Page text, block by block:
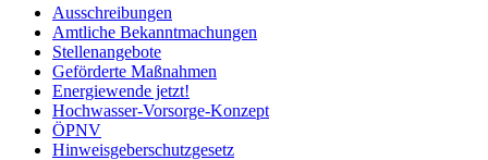
Ausschreibungen
Amtliche Bekanntmachungen
Stellenangebote
Geförderte Maßnahmen
Energiewende jetzt!
Hochwasser-Vorsorge-Konzept
ÖPNV
Hinweisgeberschutzgesetz